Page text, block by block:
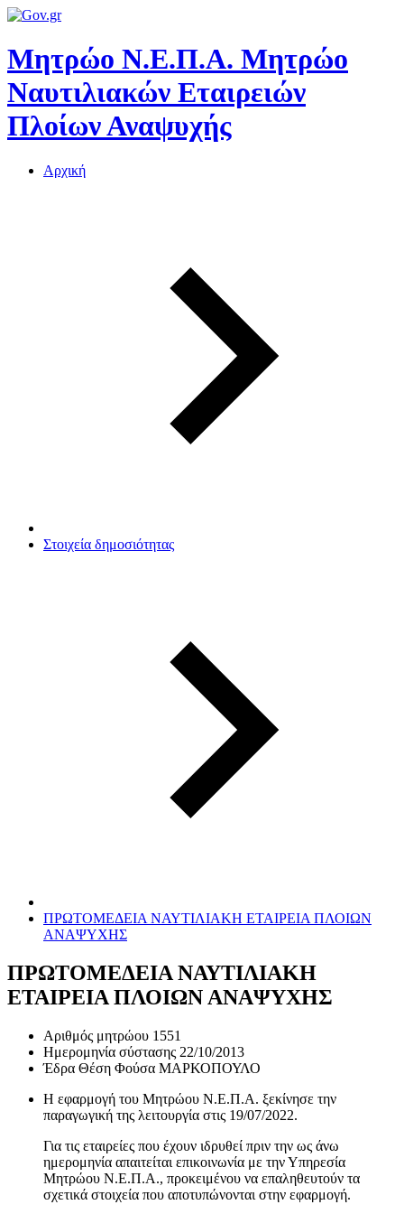
Μητρώο Ν.Ε.Π.Α. Μητρώο
Ναυτιλιακών Εταιρειών
Πλοίων Αναψυχής
Αρχική
Στοιχεία δημοσιότητας
ΠΡΩΤΟΜΕΔΕΙΑ ΝΑΥΤΙΛΙΑΚΗ ΕΤΑΙΡΕΙΑ ΠΛΟΙΩΝ
ΑΝΑΨΥΧΗΣ
ΠΡΩΤΟΜΕΔΕΙΑ ΝΑΥΤΙΛΙΑΚΗ
ΕΤΑΙΡΕΙΑ ΠΛΟΙΩΝ ΑΝΑΨΥΧΗΣ
Αριθμός μητρώου 1551
Ημερομηνία σύστασης 22/10/2013
Έδρα Θέση Φούσα ΜΑΡΚΟΠΟΥΛΟ
Η εφαρμογή του Μητρώου Ν.Ε.Π.Α. ξεκίνησε την
παραγωγική της λειτουργία στις 19/07/2022.
Για τις εταιρείες που έχουν ιδρυθεί πριν την ως άνω
ημερομηνία απαιτείται επικοινωνία με την Υπηρεσία
Μητρώου Ν.Ε.Π.Α., προκειμένου να επαληθευτούν τα
σχετικά στοιχεία που αποτυπώνονται στην εφαρμογή.